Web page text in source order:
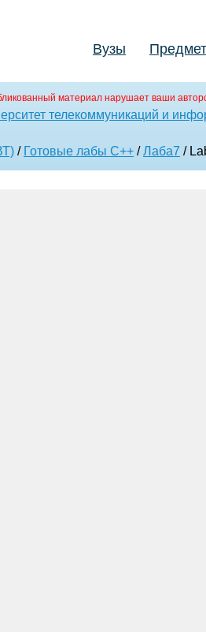
Вузы
материал нарушает ваши
телекоммуникаций и
/ Готовые лабы С++ /Лаба7 /